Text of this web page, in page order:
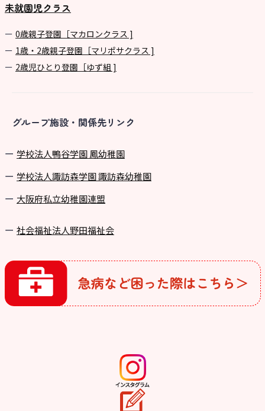
未就園児クラス
0歳親子登園［マカロンクラス ]
1歳・2歳親子登園［マリポサクラス ]
2歳児ひとり登園［ゆず組 ]
グループ施設・関係先リンク
学校法⼈鴨⾕学園 鳳幼稚園
学校法⼈諏訪森学園 諏訪森幼稚園
⼤阪府私⽴幼稚園連盟
社会福祉法人野田福祉会